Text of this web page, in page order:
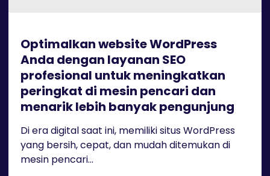
Optimalkan website WordPress
Anda dengan layanan SEO
profesional untuk meningkatkan
peringkat di mesin pencari dan
menarik lebih banyak pengunjung
Di era digital saat ini, memiliki situs WordPress
yang bersih, cepat, dan mudah ditemukan di
mesin pencari...